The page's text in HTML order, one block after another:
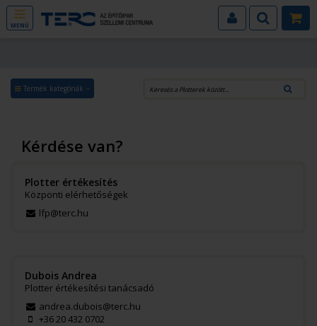
MENÜ
Termék kategóriák
Kérdése van?
Plotter értékesítés
Központi elérhetőségek
lfp@terc.hu
Dubois Andrea
Plotter értékesítési tanácsadó
andrea.dubois@terc.hu
+36 20 432 0702